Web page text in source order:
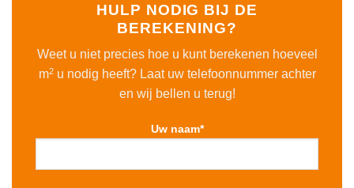
HULP NODIG BIJ DE
BEREKENING?
Weet u niet precies hoe u kunt berekenen hoeveel
m2u nodig heeft? Laat uw telefoonnummer achter
en wij bellen u terug!
Uw naam*